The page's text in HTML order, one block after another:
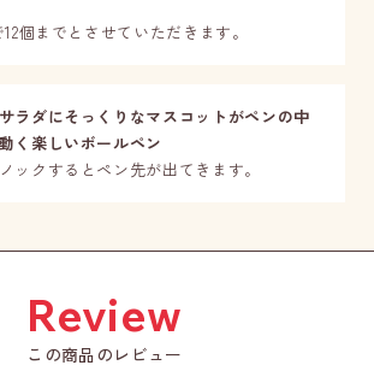
個までとさせていただきます。
ラダにそっくりなマスコットがペンの中
く楽しいボールペン
ックするとペン先が出てきます。
この商品のレビュー